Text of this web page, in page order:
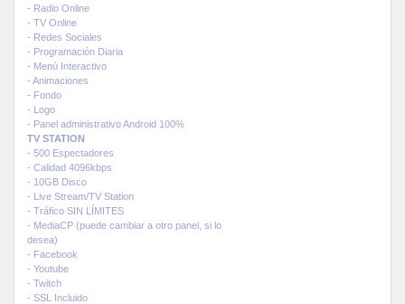
- Radio Online
- TV Online
- Redes Sociales
- Programación Diaria
- Menú Interactivo
- Animaciones
- Fondo
- Logo
- Panel administrativo Android 100%
TV STATION
- 500 Espectadores
- Calidad 4096kbps
- 10GB Disco
- Live Stream/TV Station
- Tráfico SIN LÍMITES
- MediaCP (puede cambiar a otro panel, si lo
desea)
- Facebook
- Youtube
- Twitch
- SSL Incluido